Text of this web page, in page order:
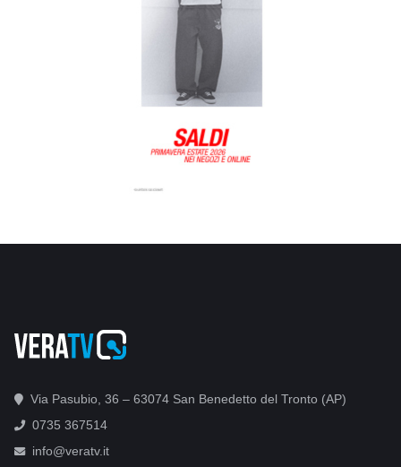
Via Pasubio, 36 – 63074 San Benedetto del Tronto (AP)
0735 367514
info@veratv.it